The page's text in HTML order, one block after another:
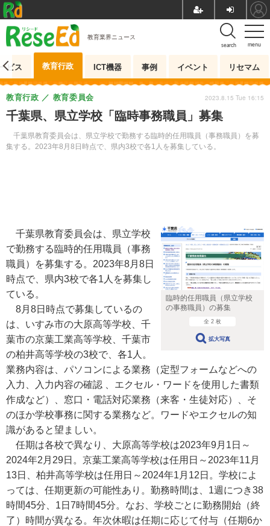
menu
search
教育業界ニュース
ビス 教育行政 ICT機器 事例 イベント リセマム
千葉県、県立学校「臨時事務職員」募集
千葉県教育委員会は、県立学校で勤務する臨時的任用職員（事務職員）を募
集する。2023年8月8日時点で、県内3校で各1人を募集している。
教育行政 教育委員会 2023.8.15 Tue 16:15
臨時的任用職員（県立学校
の事務職員）の募集
全 2 枚
拡大写真
千葉県教育委員会は、県立学校
で勤務する臨時的任用職員（事務
職員）を募集する。2023年8月8日
時点で、県内3校で各1人を募集し
ている。
8月8日時点で募集しているの
は、いすみ市の大原高等学校、千
葉市の京葉工業高等学校、千葉市
の柏井高等学校の3校で、各1人。
業務内容は、パソコンによる業務（定型フォームなどへの
入力、入力内容の確認 、エクセル・ワードを使用した書類
作成など）、窓口・電話対応業務（来客・生徒対応）、そ
のほか学校事務に関する業務など。ワードやエクセルの知
識があると望ましい。
任期は各校で異なり、大原高等学校は2023年9月1日～
2024年2月29日。京葉工業高等学校は任用日～2023年11月
13日、柏井高等学校は任用日～2024年1月12日。学校によ
っては、任期更新の可能性あり。勤務時間は、1週につき38
時間45分、1日7時間45分。なお、学校ごとに勤務開始（終
了）時間が異なる。年次休暇は任期に応じて付与（任期6か